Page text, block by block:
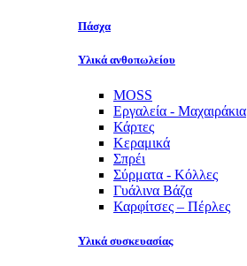
Πάσχα
Υλικά ανθοπωλείου
MOSS
Εργαλεία - Μαχαιράκια
Κάρτες
Κεραμικά
Σπρέι
Σύρματα - Κόλλες
Γυάλινα Βάζα
Καρφίτσες – Πέρλες
Υλικά συσκευασίας